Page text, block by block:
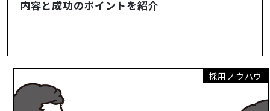
内容と成功のポイントを紹介
採用ノウハウ